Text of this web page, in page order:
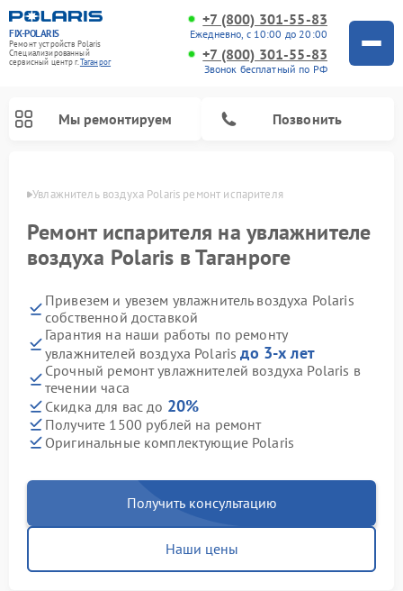
FIX-POLARIS
Ремонт устройств Polaris
Специализированный
cервисный центр г.Таганрог
+7 (800) 301-55-83
Ежедневно, с 10:00 до 20:00
+7 (800) 301-55-83
Звонок бесплатный по РФ
Мы ремонтируем Позвонить
Увлажнитель воздуха Polaris ремонт испарителя
Ремонт испарителя на увлажнителе
воздуха Polaris в Таганроге
Привезем и увезем увлажнитель воздуха Polaris
собственной доставкой
Гарантия на наши работы по ремонту
увлажнителей воздуха Polarisдо 3-х лет
Срочный ремонт увлажнителей воздуха Polaris в
течении часа
Скидка для вас до 20%
Получите 1500 рублей на ремонт
Оригинальные комплектующие Polaris
Получить консультацию
Наши цены